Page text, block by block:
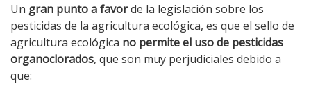
Un gran punto a favorde la legislación sobre los
pesticidas de la agricultura ecológica, es que el sello de
agricultura ecológica no permite el uso de pesticidas
organoclorados, que son muy perjudiciales debido a
que: